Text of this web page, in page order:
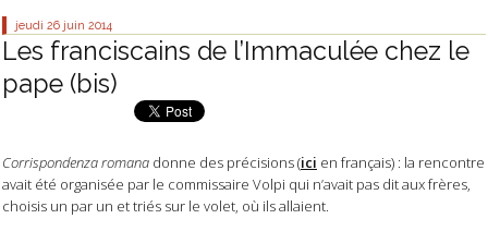
jeudi 26 juin 2014
Les franciscains de l’Immaculée chez le
pape (bis)
Corrispondenza romana donne des précisions (ici en français) : la rencontre
avait été organisée par le commissaire Volpi qui n’avait pas dit aux frères,
choisis un par un et triés sur le volet, où ils allaient.